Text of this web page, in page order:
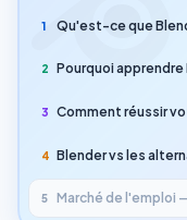
1 Qu'est-ce que
2 Pourquoi
3 Comment réussir
4 Blender vs les
5 Marché de l'emploi